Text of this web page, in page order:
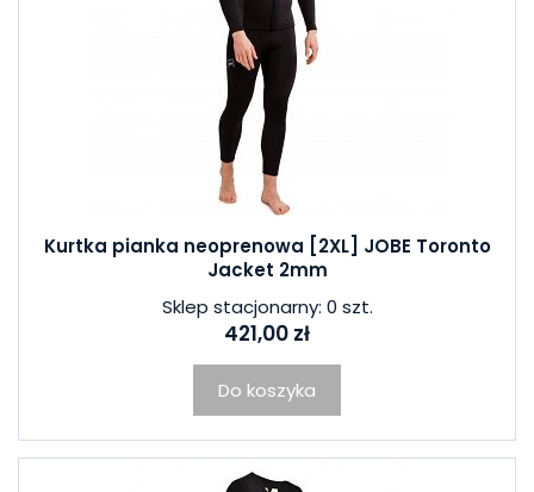
Kurtka pianka neoprenowa [2XL] JOBE Toronto
Jacket 2mm
Sklep stacjonarny: 0 szt.
421,00 zł
Do koszyka